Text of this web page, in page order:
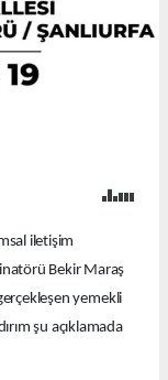
iletişim
Bekir Maraş
yemekli
şu açıklamada